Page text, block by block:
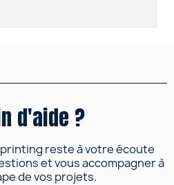
d'aide ?
reste à votre écoute
et vous accompagner à
de vos projets.